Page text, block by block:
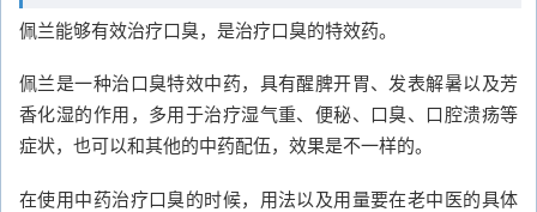
佩兰能够有效治疗口臭，是治疗口臭的特效药。
佩兰是一种治口臭特效中药，具有醒脾开胃、发表解暑以及芳
香化湿的作用，多用于治疗湿气重、便秘、口臭、口腔溃疡等
症状，也可以和其他的中药配伍，效果是不一样的。
在使用中药治疗口臭的时候，用法以及用量要在老中医的具体